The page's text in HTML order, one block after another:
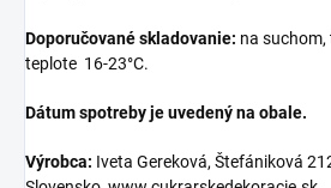
Doporučované skladovanie: na
teplote 16-23°C.
Dátum spotreby je uvedený na obale.
Výrobca: Iveta Gereková, Štefániková